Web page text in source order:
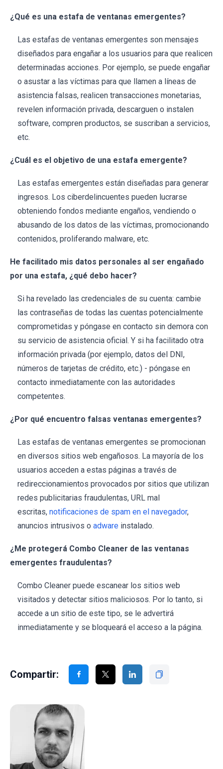
¿Qué es una estafa de ventanas emergentes?
Las estafas de ventanas emergentes son mensajes
diseñados para engañar a los usuarios para que realicen
determinadas acciones. Por ejemplo, se puede engañar
o asustar a las víctimas para que llamen a líneas de
asistencia falsas, realicen transacciones monetarias,
revelen información privada, descarguen o instalen
software, compren productos, se suscriban a servicios,
etc.
¿Cuál es el objetivo de una estafa emergente?
Las estafas emergentes están diseñadas para generar
ingresos. Los ciberdelincuentes pueden lucrarse
obteniendo fondos mediante engaños, vendiendo o
abusando de los datos de las víctimas, promocionando
contenidos, proliferando malware, etc.
He facilitado mis datos personales al ser engañado
por una estafa, ¿qué debo hacer?
Si ha revelado las credenciales de su cuenta: cambie
las contraseñas de todas las cuentas potencialmente
comprometidas y póngase en contacto sin demora con
su servicio de asistencia oficial. Y si ha facilitado otra
información privada (por ejemplo, datos del DNI,
números de tarjetas de crédito, etc.) - póngase en
contacto inmediatamente con las autoridades
competentes.
¿Por qué encuentro falsas ventanas emergentes?
Las estafas de ventanas emergentes se promocionan
en diversos sitios web engañosos. La mayoría de los
usuarios acceden a estas páginas a través de
redireccionamientos provocados por sitios que utilizan
redes publicitarias fraudulentas, URL mal
escritas, notificaciones de spam en el navegador,
anuncios intrusivos o adware instalado.
¿Me protegerá Combo Cleaner de las ventanas
emergentes fraudulentas?
Combo Cleaner puede escanear los sitios web
visitados y detectar sitios maliciosos. Por lo tanto, si
accede a un sitio de este tipo, se le advertirá
inmediatamente y se bloqueará el acceso a la página.
Compartir: